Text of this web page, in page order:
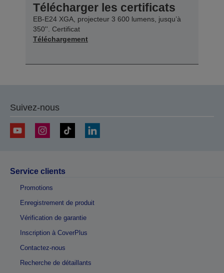
Télécharger les certificats
EB-E24 XGA, projecteur 3 600 lumens, jusqu’à
350''. Certificat
Téléchargement
Suivez-nous
Service clients
Promotions
Enregistrement de produit
Vérification de garantie
Inscription à CoverPlus
Contactez-nous
Recherche de détaillants